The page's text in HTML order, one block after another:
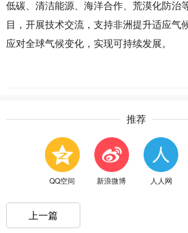
低碳、清洁能源、海洋合作、荒漠化防治
目，开展技术交流，支持非洲提升适应气
应对全球气候变化，实现可持续发展。
推荐
QQ空间 新浪微博 人人网
上一篇